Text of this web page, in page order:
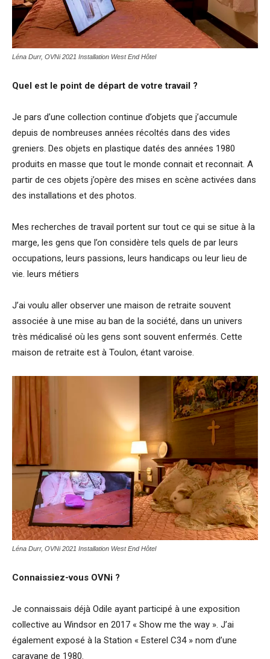
Léna Durr, OVNi 2021 Installation West End Hôtel
Quel est le point de départ de votre travail ?
Je pars d’une collection continue d’objets que j’accumule
depuis de nombreuses années récoltés dans des vides
greniers. Des objets en plastique datés des années 1980
produits en masse que tout le monde connait et reconnait. A
partir de ces objets j’opère des mises en scène activées dans
des installations et des photos.
Mes recherches de travail portent sur tout ce qui se situe à la
marge, les gens que l’on considère tels quels de par leurs
occupations, leurs passions, leurs handicaps ou leur lieu de
vie. leurs métiers
J’ai voulu aller observer une maison de retraite souvent
associée à une mise au ban de la société, dans un univers
très médicalisé où les gens sont souvent enfermés. Cette
maison de retraite est à Toulon, étant varoise.
Léna Durr, OVNi 2021 Installation West End Hôtel
Connaissiez-vous OVNi ?
Je connaissais déjà Odile ayant participé à une exposition
collective au Windsor en 2017 « Show me the way ». J’ai
également exposé à la Station « Esterel C34 » nom d’une
caravane de 1980.